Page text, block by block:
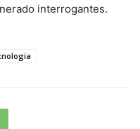
interrogantes.